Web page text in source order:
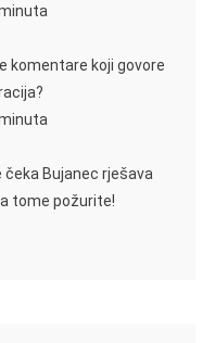
komentare koji govore
Bujanec rješava
tome požurite!